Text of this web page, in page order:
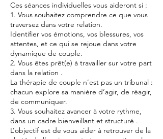
Ces séances individuelles vous aideront si :
1. Vous souhaitez comprendre ce que vous
traversez dans votre relation.
Identifier vos émotions, vos blessures, vos
attentes, et ce qui se rejoue dans votre
dynamique de couple.
2. Vous êtes prêt(e) à travailler sur votre part
dans la relation .
La thérapie de couple n’est pas un tribunal :
chacun explore sa manière d’agir, de réagir,
de communiquer.
3. Vous souhaitez avancer à votre rythme,
dans un cadre bienveillant et structuré .
L’objectif est de vous aider à retrouver de la